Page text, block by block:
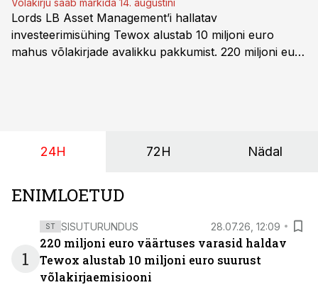
Võlakirju saab märkida 14. augustini
Lords LB Asset Management’i hallatav
investeerimisühing Tewox alustab 10 miljoni euro
mahus võlakirjade avalikku pakkumist. 220 miljoni euro
24H 72H Nädal
ENIMLOETUD
1
ST SISUTURUNDUS 28.07.26, 12:09
220 miljoni euro väärtuses varasid haldav
Tewox alustab 10 miljoni euro suurust
võlakirjaemisiooni